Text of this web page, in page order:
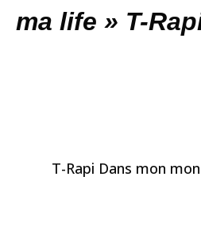
ma life » T-
T-Rapi Dans mon